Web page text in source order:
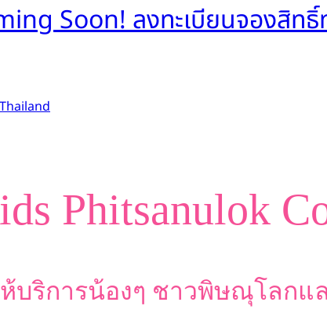
Soon! ลงทะเบียนจองสิทธิ์
Phitsanulok
บริการน้องๆ ชาวพิษณุโลกแ